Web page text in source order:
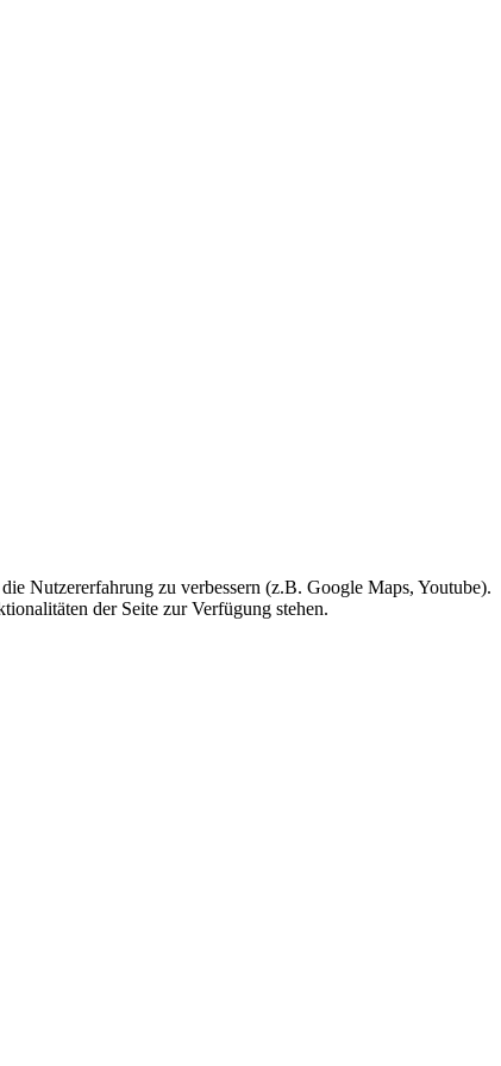
Nutzererfahrung zu verbessern (z.B. Google Maps, Youtube).
der Seite zur Verfügung stehen.